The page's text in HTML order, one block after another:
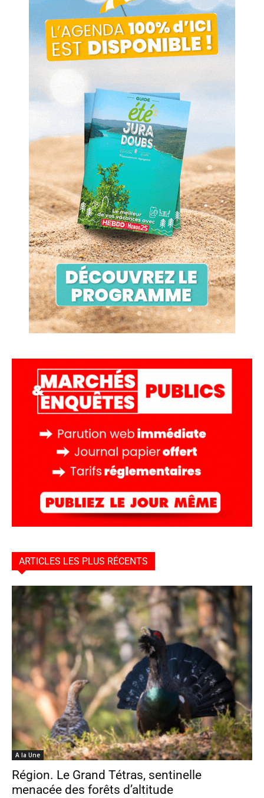
ARTICLES LES PLUS RÉCENTS
A la Une
Région. Le Grand Tétras, sentinelle
menacée des forêts d’altitude